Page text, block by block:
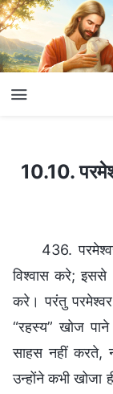
10.10. परमेश्वर से
10.10.
436.
विश्वास करे;
करे। परंतु
“रहस्य” खोज
साहस नहीं करते,
उन्होंने कभी खोजा